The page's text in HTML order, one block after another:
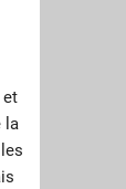
et
la